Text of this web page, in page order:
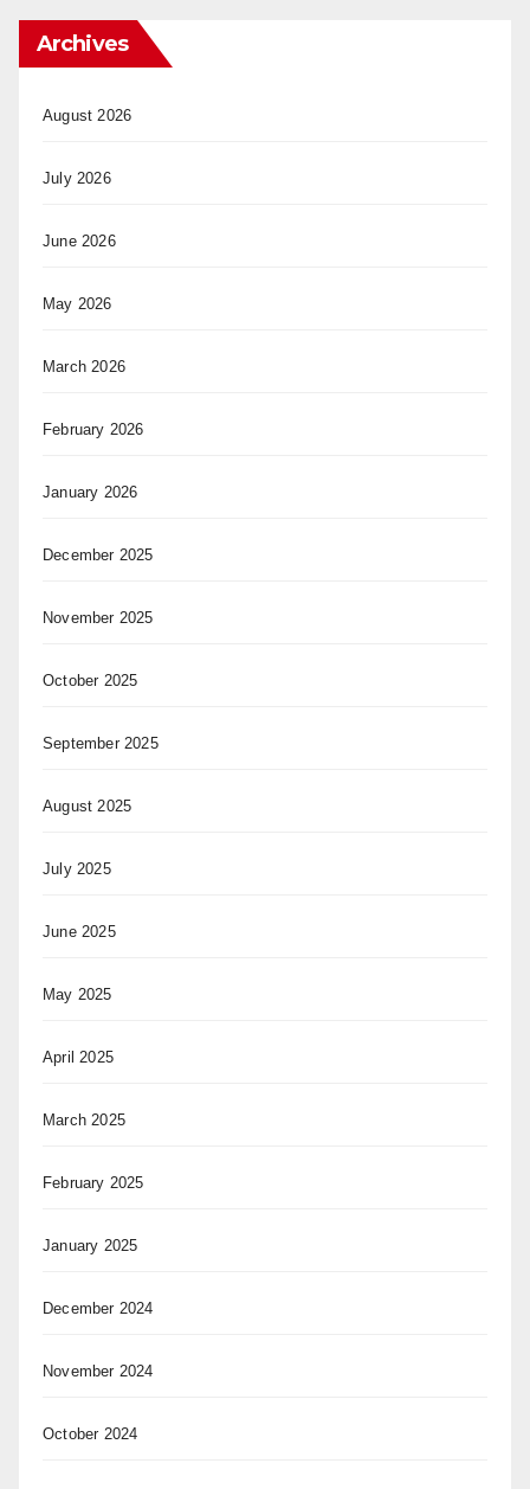
Archives
August 2026
July 2026
June 2026
May 2026
March 2026
February 2026
January 2026
December 2025
November 2025
October 2025
September 2025
August 2025
July 2025
June 2025
May 2025
April 2025
March 2025
February 2025
January 2025
December 2024
November 2024
October 2024